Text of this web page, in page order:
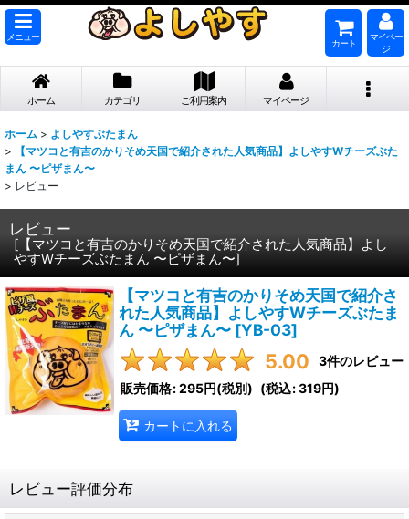
メニュー
カート
マイペー
ジ
ホーム カテゴリ ご利用案内 マイページ
ホーム > よしやすぶたまん
>
【マツコと有吉のかりそめ天国で紹介された人気商品】よしやすWチーズぶた
まん 〜ピザまん〜
> レビュー
レビュー
[ 【マツコと有吉のかりそめ天国で紹介された人気商品】よし
やすWチーズぶたまん 〜ピザまん〜]
【マツコと有吉のかりそめ天国で紹介さ
れた人気商品】よしやすWチーズぶたま
ん 〜ピザまん〜 [YB-03]
5.00 3件のレビュー
販売価格:295円(税別) (税込:319円)
カートに入れる
レビュー評価分布